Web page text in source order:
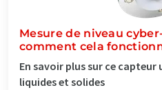
Mesure de niveau
comment cela
En savoir plus sur ce capteur
liquides et solides